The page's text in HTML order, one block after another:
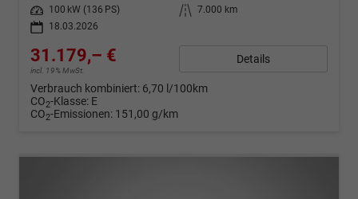
Leistung
100 kW (136 PS) Kilometerstand
7.000 km
18.03.2026
31.179,– €
incl. 19% MwSt.
Details
Verbrauch kombiniert: 6,70 l/100km
CO2-Klasse: E
CO2-Emissionen: 151,00 g/km